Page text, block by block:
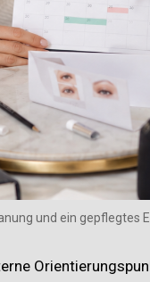
und ein gepflegtes